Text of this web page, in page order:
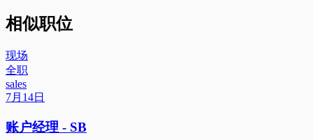
相似职位
现场
全职
sales
7月14日
账户经理 - SB